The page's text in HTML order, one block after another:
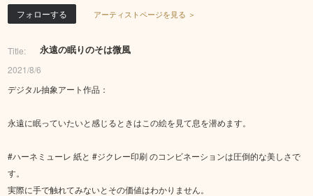
フォローする アーティストページを見る ＞
Title: 永遠の眠りのそは微風
2021/8/6
デジタル抽象アート作品：
永遠に眠っていたいと感じるときはこの絵を見て息を潜めます。
#ハーネミューレ 紙と #ジクレー印刷 のコンビネーションは圧倒的な美しさで
す。
実際に手で触れてみないとその価値はわかりません。